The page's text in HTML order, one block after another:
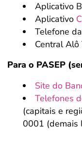
Aplicativo
Aplicativo
Telefone
Central
Para o PASEP
Site do
Telefones
(capitais e
0001 (demais